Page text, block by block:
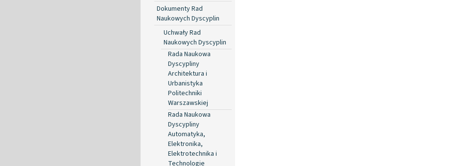
Dokumenty Rad
Naukowych Dyscyplin
Uchwały Rad
Naukowych Dyscyplin
Rada Naukowa
Dyscypliny
Architektura i
Urbanistyka
Politechniki
Warszawskiej
Rada Naukowa
Dyscypliny
Automatyka,
Elektronika,
Elektrotechnika i
Technologie